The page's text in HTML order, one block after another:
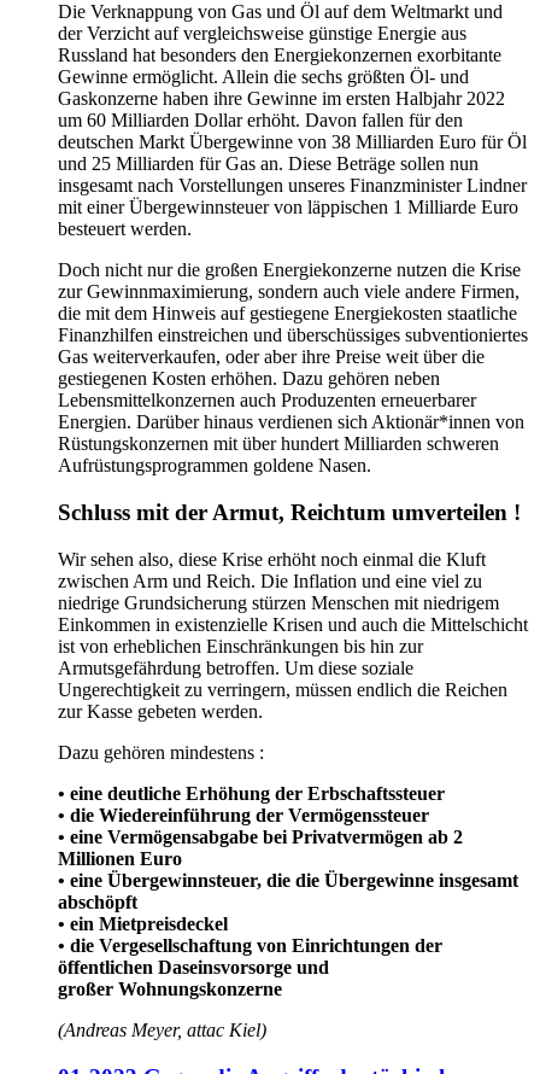
Die Verknappung von Gas und Öl auf dem Weltmarkt und
der Verzicht auf vergleichsweise günstige Energie aus
Russland hat besonders den Energiekonzernen exorbitante
Gewinne ermöglicht. Allein die sechs größten Öl- und
Gaskonzerne haben ihre Gewinne im ersten Halbjahr 2022
um 60 Milliarden Dollar erhöht. Davon fallen für den
deutschen Markt Übergewinne von 38 Milliarden Euro für Öl
und 25 Milliarden für Gas an. Diese Beträge sollen nun
insgesamt nach Vorstellungen unseres Finanzminister Lindner
mit einer Übergewinnsteuer von läppischen 1 Milliarde Euro
besteuert werden.
Doch nicht nur die großen Energiekonzerne nutzen die Krise
zur Gewinnmaximierung, sondern auch viele andere Firmen,
die mit dem Hinweis auf gestiegene Energiekosten staatliche
Finanzhilfen einstreichen und überschüssiges subventioniertes
Gas weiterverkaufen, oder aber ihre Preise weit über die
gestiegenen Kosten erhöhen. Dazu gehören neben
Lebensmittelkonzernen auch Produzenten erneuerbarer
Energien. Darüber hinaus verdienen sich Aktionär*innen von
Rüstungskonzernen mit über hundert Milliarden schweren
Aufrüstungsprogrammen goldene Nasen.
Schluss mit der Armut, Reichtum umverteilen !
Wir sehen also, diese Krise erhöht noch einmal die Kluft
zwischen Arm und Reich. Die Inflation und eine viel zu
niedrige Grundsicherung stürzen Menschen mit niedrigem
Einkommen in existenzielle Krisen und auch die Mittelschicht
ist von erheblichen Einschränkungen bis hin zur
Armutsgefährdung betroffen. Um diese soziale
Ungerechtigkeit zu verringern, müssen endlich die Reichen
zur Kasse gebeten werden.
Dazu gehören mindestens :
• eine deutliche Erhöhung der Erbschaftssteuer
• die Wiedereinführung der Vermögenssteuer
• eine Vermögensabgabe bei Privatvermögen ab 2
Millionen Euro
• eine Übergewinnsteuer, die die Übergewinne insgesamt
abschöpft
• ein Mietpreisdeckel
• die Vergesellschaftung von Einrichtungen der
öffentlichen Daseinsvorsorge und
großer Wohnungskonzerne
(Andreas Meyer, attac Kiel)